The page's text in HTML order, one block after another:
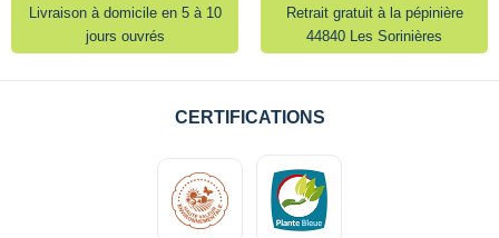
Livraison à domicile en 5 à 10
jours ouvrés
Retrait gratuit à la pépinière
44840 Les Sorinières
CERTIFICATIONS